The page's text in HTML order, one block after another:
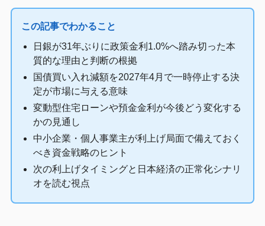
この記事でわかること
日銀が31年ぶりに政策金利1.0%へ踏み切った本
質的な理由と判断の根拠
国債買い入れ減額を2027年4月で一時停止する決
定が市場に与える意味
変動型住宅ローンや預金金利が今後どう変化する
かの見通し
中小企業・個人事業主が利上げ局面で備えておく
べき資金戦略のヒント
次の利上げタイミングと日本経済の正常化シナリ
オを読む視点